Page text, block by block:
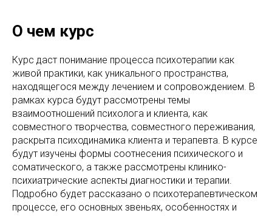
О чем курс
Курс даст понимание процесса психотерапии как
живой практики, как уникального пространства,
находящегося между лечением и сопровождением. В
рамках курса будут рассмотрены темы
взаимоотношений психолога и клиента, как
совместного творчества, совместного переживания,
раскрыта психодинамика клиента и терапевта. В курсе
будут изучены формы соотнесения психического и
соматического, а также рассмотрены клинико-
психиатрические аспекты диагностики и терапии.
Подробно будет рассказано о психотерапевтическом
процессе, его основных звеньях, особенностях и